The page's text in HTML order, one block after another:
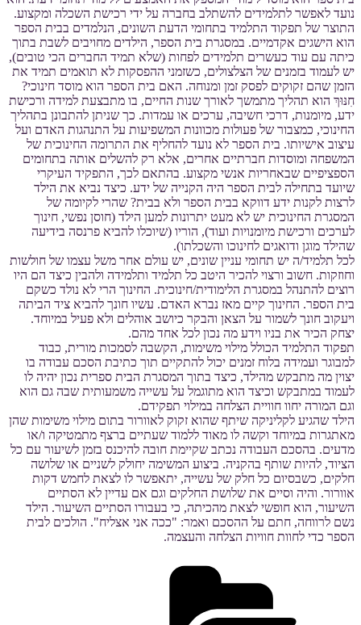
נועד לאפשר לתלמידים להשתלב בחברה על ידי רכישת השכלה ומקצוע.
התוצר של תפקוד התלמיד בתחומי הדעת השונים, הנלמדים בבית הספר
הוא הישגים אקדמיים. במסגרת בית הספר, הילדים מחויבים לשבת בתוך
כיתה עם עוד כעשרים תלמידים לפחות (שלא תמיד החברים הכי טובים),
יש לעמוד בזמנים של הצלצולים, כשזמני ההפסקות לא תואמים תמיד את
הזמן שהם זקוקים לפסק זמן ומנוחה. האם בית הספר הוא מוסד חינוכי?
חִנּוּךְ הוא תהליך מתמשך לאורך שנות החיים, בו מתבצעת למידה ורכישת
ידע, מיומנות, דרכי חשיבה, ערכים או עמדות. כך שניתן להתבונן בתהליך
החינוכי, כמצבור של פעולות מכוונות המשפיעות על התנהגות האדם ועל
עיצוב אישיותו. בית הספר לא נועד להחליף את התרומה החינוכית של
המשפחה ומוסדות חברתיים אחרים, אלא רק להשלים אותה בתחומים
הספציפיים שבאחריות אנשי מקצוע. בהתאם לכך, התפקיד העיקרי
שיועד בתחילה לבית הספר היה הקנייה של ידע. כיצד נביא את הילד
לרצות לקנות ידע דווקא בבית הספר ולא בבית? שהרי לקיומה של
המסגרת החינוכית יש לא מעט יתרונות למען הילד (חוסן נפשי, חינוך
לערכים ורכישת מיומנויות ועוד), הוריו (שיוכלו להביא פרנסה בידיעה
שהילד מוגן ודואגים לחינוכו והשכלתו).
לכל תלמיד/ה יש תחומי עניין שונים, יש עולם אחר משל עצמו של חולשות
וחוזקות. חשוב ורצוי להכיר היטב כל תלמיד ותלמידה ולהבין כיצד הם היו
רוצים להתנהל במסגרת הלימודית/חינוכית. החינוך הרי לא נולד כשקם
בית הספר. החינוך קיים מאז נברא האדם. עשיו חונך להביא ציד הביתה
ויעקוב חונך לשמור על הצאן והבקר כיושב אוהלים ולא פעיל במיוחד.
יצחק הכיר את בניו וידע מה נכון לכל אחד מהם.
תפקוד התלמיד הכולל מילוי משימות, הקשבה לסמכות מורית, כבוד
למבוגר ועמידה בלוח זמנים יכול להתקיים תוך כתיבת הסכם עבודה בו
יצוין מה מתבקש מהילד, כיצד בתוך המסגרת הבית ספרית נכון יהיה לו
לעמוד במתבקש וכיצד הוא מתוגמל על עשייה משמעותית שבה גם הוא
וגם המורה יחוו חוויית הצלחה במילוי תפקידם.
הילד שהגיע לקליניקה שיתף שהוא זקוק לאוורור בתום מילוי משימות שהן
מאתגרות במיוחד וקשה לו מאוד ללמוד שעתיים ברצף מתמטיקה ו/או
מדעים. בהסכם העבודה נכתב שקיימת חובה להיכנס בזמן לשיעור עם כל
הציוד, להיות שותף בהקניה. ביצוע המשימה יחולק לשניים או שלושה
חלקים, כשבסיום כל חלק של עשייה, יתאפשר לו לצאת לחמש דקות
אוורור. והיה וסיים את שלושת החלקים וגם אם עדיין לא הסתיים
השיעור, הוא חופשי לצאת מהכיתה, כי בעבורו הסתיים השיעור. הילד
נשם לרווחה, חתם על ההסכם ואמר: "ככה אני אצליח". הולכים לבית
הספר כדי לחוות חוויות הצלחה והעצמה.